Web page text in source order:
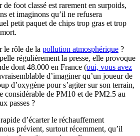
foot classé est rarement en surpoids,
et imaginons qu’il ne refusera
petit paquet de chips trop gras et trop
le rôle de la pollution atmosphérique ?
régulièrement la presse, elle provoque
dont 48.000 en France (oui, vous avez
d’imaginer qu’un joueur de
d’oxygène pour s’agiter sur son terrain,
considérable de PM10 et de PM2.5 au
passes ?
d’écarter le réchauffement
prévient, surtout récemment, qu’il